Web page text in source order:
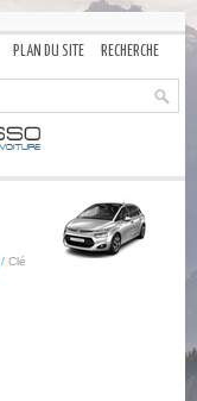
PLAN DU SITE RECHERCHE
/ Clé